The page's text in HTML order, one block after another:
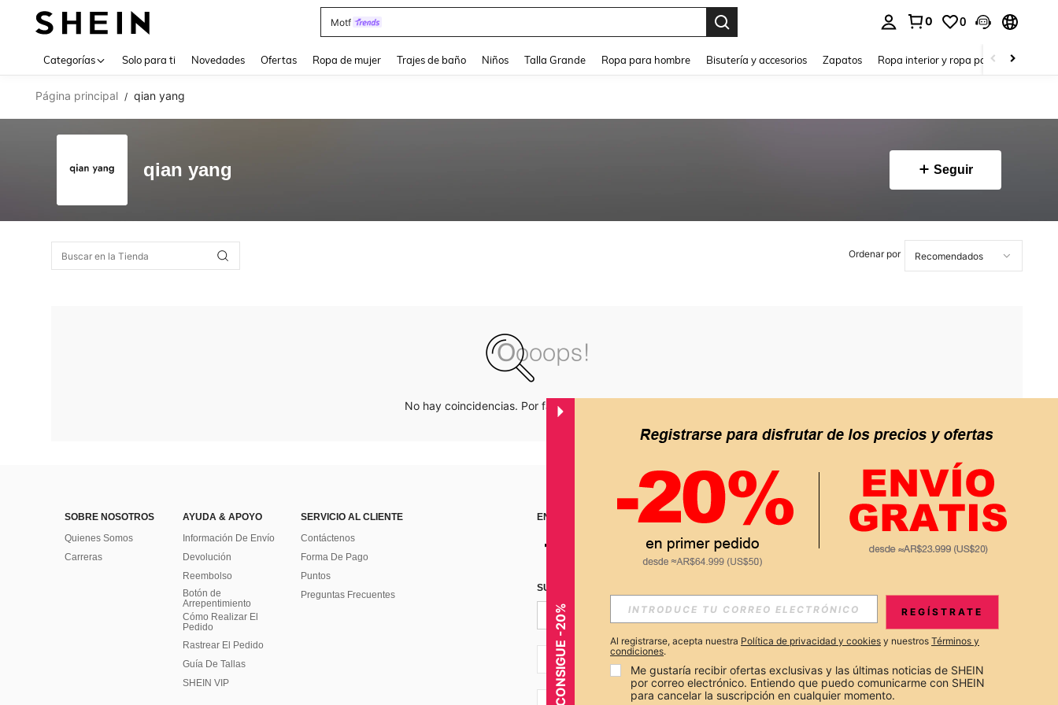
Motf
0 0
Categorías Solo para ti Novedades Ofertas Ropa de mujer Trajes de baño Niños Talla Grande Ropa para hombre Bisutería y accesorios Zapatos Ropa interior y ropa para dormir
Página principal / qian yang
qian yang Seguir
Ordenar por
No hay coincidencias. Por favor inténtalo de nuevo.
SOBRE NOSOTROS
Quienes Somos
Carreras
AYUDA & APOYO
Información De Envío
Devolución
Reembolso
Botón de
Arrepentimiento
Cómo Realizar El
Pedido
Rastrear El Pedido
Guía De Tallas
SHEIN VIP
SERVICIO AL CLIENTE
Contáctenos
Forma De Pago
Puntos
Preguntas Frecuentes
ENCUÉNTRANOS EN APP
SUSCRÍBETE PARA RECIBIR OFERTAS EXCLUSIVAS, PROMOCIONES Y NOTICIAS DE SHEIN
Suscribir
AR + 54
CONSIGUE -20% REGÍSTRATE
Al registrarse, acepta nuestra Política de privacidad y cookies y nuestros Términos y
condiciones.
Me gustaría recibir ofertas exclusivas y las últimas noticias de SHEIN
por correo electrónico. Entiendo que puedo comunicarme con SHEIN
para cancelar la suscripción en cualquier momento.